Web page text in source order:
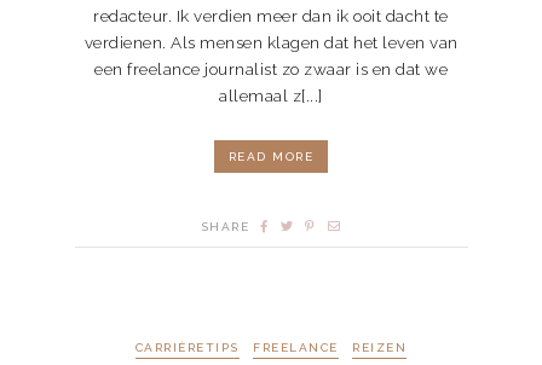
redacteur. Ik verdien meer dan ik ooit dacht te
verdienen. Als mensen klagen dat het leven van
een freelance journalist zo zwaar is en dat we
allemaal z[...]
READ MORE
SHARE
CARRIÈRETIPS FREELANCE REIZEN